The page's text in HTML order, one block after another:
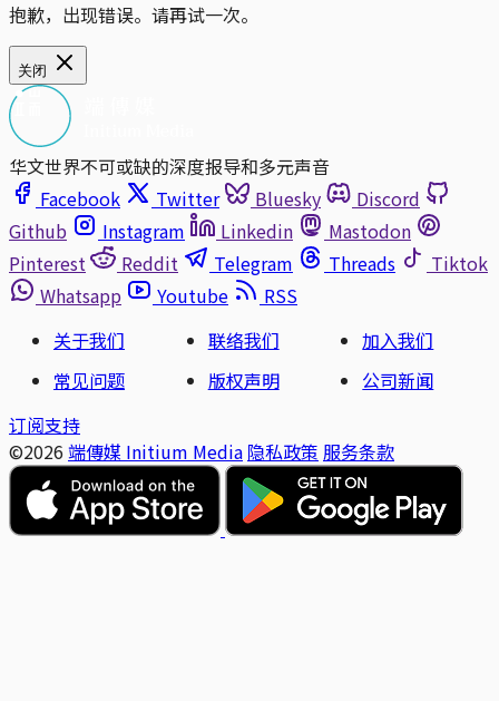
抱歉，出现错误。请再试一次。
关闭
华文世界不可或缺的深度报导和多元声音
Facebook
Twitter Bluesky
Discord
Github
Instagram Linkedin
Mastodon
Pinterest
Reddit Telegram Threads
Tiktok
Whatsapp
Youtube
RSS
关于我们
联络我们
加入我们
常见问题
版权声明
公司新闻
订阅支持
©2026 端傳媒 Initium Media 隐私政策 服务条款